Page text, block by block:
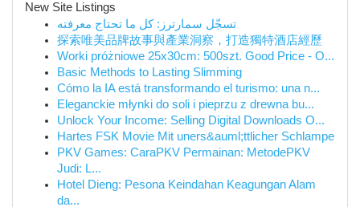
New Site Listings
تسجّل سمارترز: كل ما تحتاج معرفته
探索唯美品牌故事與產業洞察，打造獨特酒店經歷
Worki próżniowe 25x30cm: 500szt. Good Price - O...
Basic Methods to Lasting Slimming
Cómo la IA está transformando el turismo: una n...
Eleganckie młynki do soli i pieprzu z drewna bu...
Unlock Your Income: Selling Digital Downloads O...
Hartes FSK Movie Mit uners&auml;ttlicher Schlampe
PKV Games: CaraPKV Permainan: MetodePKV
Judi: L...
Hotel Dieng: Pesona Keindahan Keagungan Alam
da...